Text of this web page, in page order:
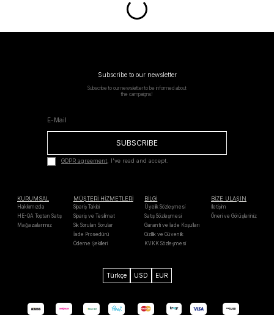
Subscribe to our newsletter
Subscribe to our newsletter to be informed about
the campaigns!
SUBSCRIBE
GDPR agreement, I've read and accept.
KURUMSAL
Hakkımızda
HE-QA Toptan Satış
Mağazalarımız
MÜŞTERİ HİZMETLERİ
Sipariş Takibi
Sipariş ve Teslimat
Sık Sorulan Sorular
İade Prosedürü
Ödeme Şekilleri
BİLGİ
Üyelik Sözleşmesi
Satış Sözleşmesi
Garanti ve İade Koşulları
Gizlilik ve Güvenlik
KVKK Sözleşmesi
BİZE ULAŞIN
İletişim
Öneri ve Görüşleriniz
Türkçe USD EUR